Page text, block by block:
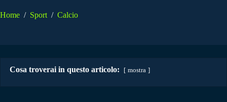
Home / Sport / Calcio
Cosa troverai in questo articolo: mostra